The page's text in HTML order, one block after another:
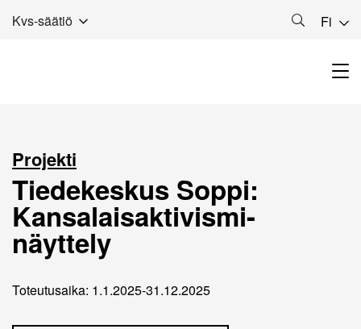
Kvs-säätiö Fi
Projekti
Tiedekeskus Soppi:
Kansalaisaktivismi-
näyttely
Toteutusaika: 1.1.2025-31.12.2025